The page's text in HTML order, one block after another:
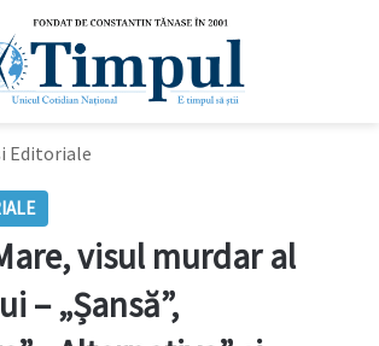
Editoriale
visul murdar al
– „Șansă”,